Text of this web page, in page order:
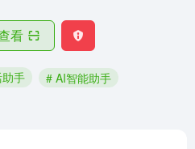
看
手
# AI智能助手